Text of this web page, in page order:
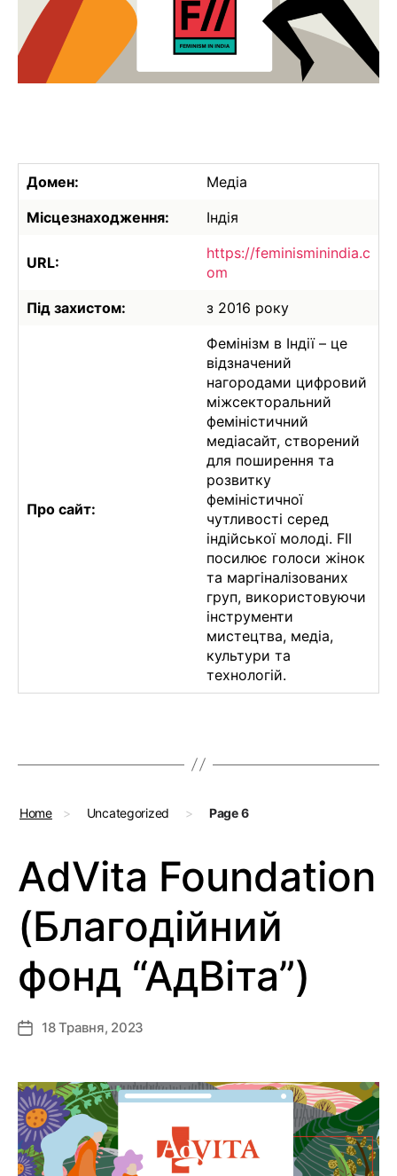
Домен:
Медіа
Місцезнаходження:
Індія
URL:
https://feminisminindia.c
om
Під захистом:
з 2016 року
Про сайт:
Фемінізм в Індії – це
відзначений
нагородами цифровий
міжсекторальний
феміністичний
медіасайт, створений
для поширення та
розвитку
феміністичної
чутливості серед
індійської молоді. FII
посилює голоси жінок
та маргіналізованих
груп, використовуючи
інструменти
мистецтва, медіа,
культури та
технологій.
Home > Uncategorized > Page 6
AdVita Foundation
(Благодійний
фонд “АдВіта”)
Дата18 Травня, 2023